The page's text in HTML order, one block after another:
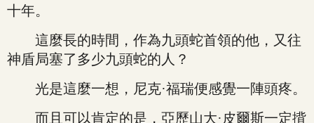
十年。
這麼長的時間，作為九頭蛇首領的他，又往
神盾局塞了多少九頭蛇的人？
光是這麼一想，尼克·福瑞便感覺一陣頭疼。
而且可以肯定的是，亞歷山大·皮爾斯一定揹